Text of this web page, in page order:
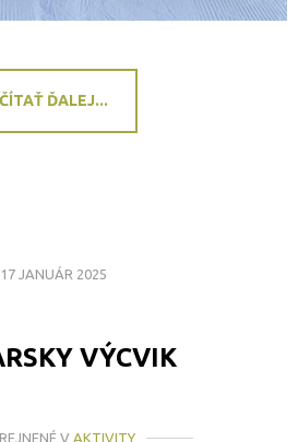
ČÍTAŤ ĎALEJ...
17 JANUÁR 2025
VÝCVIK
V AKTIVITY